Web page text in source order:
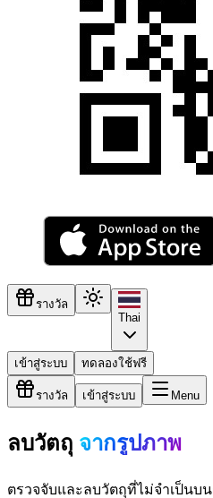
รางวัล
Thai
เข้าสู่ระบบ ทดลองใช้ฟรี
รางวัล เข้าสู่ระบบ Menu
ลบวัตถุ จากรูปภาพ
ตรวจจับและลบวัตถุที่ไม่จำเป็น